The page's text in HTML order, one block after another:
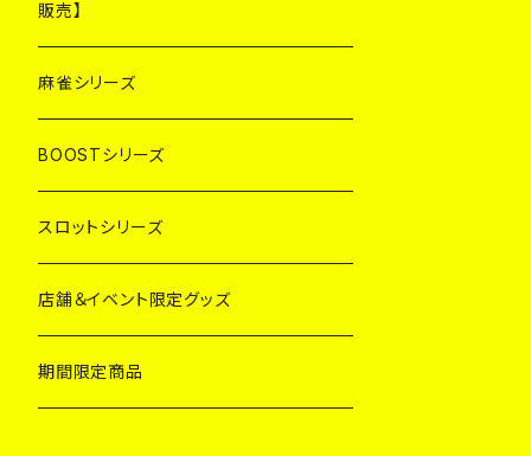
販売】
麻雀シリーズ
BOOSTシリーズ
スロットシリーズ
店舗＆イベント限定グッズ
期間限定商品